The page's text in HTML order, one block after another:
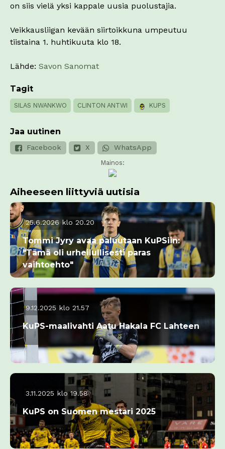
on siis vielä yksi kappale uusia puolustajia.
Veikkausliigan kevään siirtoikkuna umpeutuu
tiistaina 1. huhtikuuta klo 18.
Lähde: Savon Sanomat
Tagit
SILAS NWANKWO CLINTON ANTWI KUPS
Jaa uutinen
Facebook X WhatsApp
Mainos:
Aiheeseen liittyviä uutisia
25.6.2026 klo 20.20
Tommi Jyry avaa paluutaan KuPSiin:
"Tämä oli urheilullisesti paras
vaihtoehto"
9.12.2025 klo 21.57
KuPS-maalivahti Aatu Hakala FC Lahteen
3.11.2025 klo 19.58
KuPS on Suomen mestari 2025